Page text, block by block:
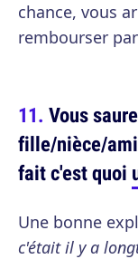
chance, vous
rembourser
Vous
fille/nièce/
fait c'est quoi
Une bonne
c'était il y a